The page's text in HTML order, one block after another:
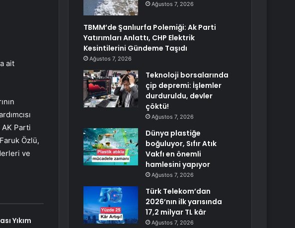
ait
AK Parti
Özlü,
ve
Yıkım
Ağustos 7, 2026
TBMM’de Şanlıurfa Polemiği: Ak Parti
Yatırımları Anlattı, CHP Elektrik
Kesintilerini Gündeme Taşıdı
Ağustos 7, 2026
Teknoloji borsalarında
çip depremi: İşlemler
durduruldu, devler
çöktü!
Ağustos 7, 2026
Dünya plastiğe
boğuluyor, Sıfır Atık
Vakfı en önemli
hamlesini yapıyor
Ağustos 7, 2026
Türk Telekom’dan
2026’nın ilk yarısında
17,2 milyar TL kâr
Ağustos 7, 2026